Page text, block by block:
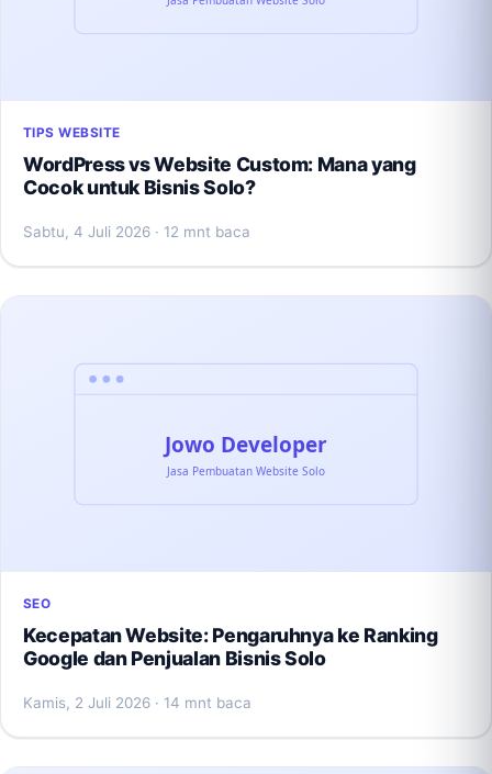
TIPS WEBSITE
WordPress vs Website Custom: Mana yang
Cocok untuk Bisnis Solo?
Sabtu, 4 Juli 2026 · 12 mnt baca
SEO
Kecepatan Website: Pengaruhnya ke Ranking
Google dan Penjualan Bisnis Solo
Kamis, 2 Juli 2026 · 14 mnt baca